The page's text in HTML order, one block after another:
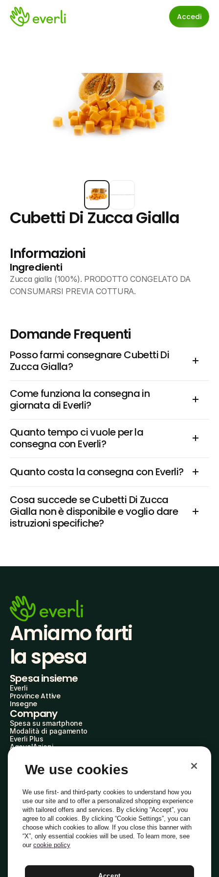
Accedi
Cubetti Di Zucca Gialla
Informazioni
Ingredienti
Zucca gialla (100%). PRODOTTO CONGELATO DA
CONSUMARSI PREVIA COTTURA.
Domande Frequenti
Posso farmi consegnare Cubetti Di
Zucca Gialla?
Come funziona la consegna in
giornata di Everli?
Quanto tempo ci vuole per la
consegna con Everli?
Quanto costa la consegna con Everli?
Cosa succede se Cubetti Di Zucca
Gialla non è disponibile e voglio dare
istruzioni specifiche?
Amiamo farti
la spesa
Spesa insieme
Everli
Province Attive
Insegne
Company
Spesa su smartphone
Modalità di pagamento
Everli Plus
AgevolAzioni
Everli Shoppers
Scopri chi siamo
Domande frequenti
Lavora con noi
Diventa Shopper
Investitori
PrivacyCookiePreferenze Cookie
Termini e Condizioni
Italiano
We use cookies
We use first- and third-party cookies to understand how you
use our site and to offer a personalized shopping experience
with tailored offers and services. By clicking “Accept”, you
agree to all cookies. By clicking “Cookie Settings”, you can
choose which cookies to allow. If you close this banner with
“X”, only essential cookies will be used. To learn more, see
our cookie policy